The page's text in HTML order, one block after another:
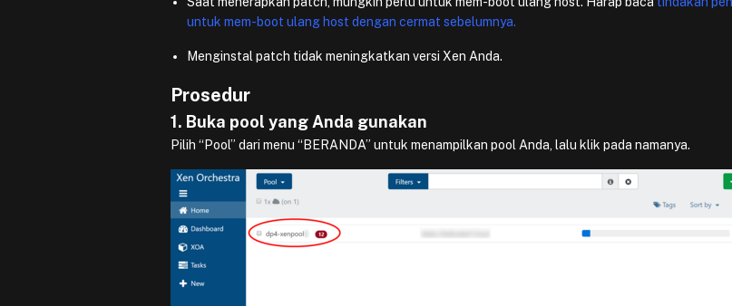
untuk mem-boot ulang host dengan cermat sebelumnya.
Menginstal patch tidak meningkatkan versi Xen Anda.
Prosedur
1. Buka pool yang Anda gunakan
Pilih “Pool” dari menu “BERANDA” untuk menampilkan pool Anda, lalu klik pada namanya.